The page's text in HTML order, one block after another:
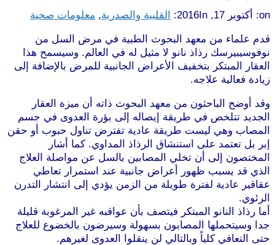
on: أكتوبر 17, 2016 In: القلبية والصدرية, معلومات صحية
قدم علماء من معهد البحوث الطبية في مرض السل من
نوفوسيبيرسك رذاذ نانو لا مثيل له في العالم. وسيسمح هذا
العقار المبتكر بتخفيف الأعراض الجانبية للمرض بالإضافة إلى
زيادة فعالية علاجه.
وقد أوضح الباحثون من معهد البحوث ذاته أن ميزة العقار
الجديد تتلخص في طريقة إيصاله إلى بؤرة العدوى في جسم
المصاب وهي ليست طريقة عادية تفترض تناول حبوب أو حقن
إبر بل تعتمد على استنشاق الرذاذ المداوي. كما أشار
المختصون إلى أن تخلي المصابين بالسل عن مواصلة العلاج
الذي قد يسبب ظهور أعراض جانبية عند استمرار تعاطي
عقاقير عادية لفترة طويلة من الزمن يؤدي إلى انتشار التدرن
الرئوي.
أما رذاذ النانو المبتكر فيتصف بأن عواقبه غير المرغوبة قليلة
جدا وسيتحملها المصابون بسهولة وسيرضون بالخضوع للعلاج
حتى التعافي كلياً وبالتالي لن ينقلوا العدوى لغيرهم.